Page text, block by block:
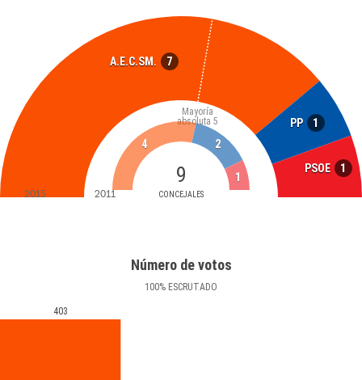
A.E.C.SM. 7
PP 1
PSOE 1
9
CONCEJALES
Mayoría
absoluta 5
4 2
1
2015 2011
Número de votos
100% ESCRUTADO
403